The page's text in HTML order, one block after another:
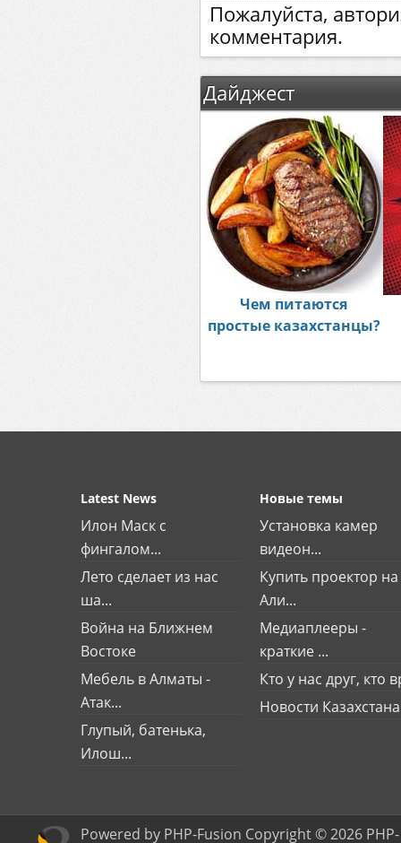
Пожалуйста,
комментария.
Дайджест
Чем питаются
простые казахстанцы?
Latest News
Илон Маск с
фингалом...
Лето сделает из нас
ша...
Война на Ближнем
Востоке
Мебель в Алматы -
Атак...
Глупый, батенька,
Илош...
Новые темы
Установка камер
видеон...
Купить проектор на
Али...
Медиаплееры -
краткие ...
Кто у нас друг, кто
Новости Казахстана
Powered by PHP-Fusion Copyright © 2026 PHP-